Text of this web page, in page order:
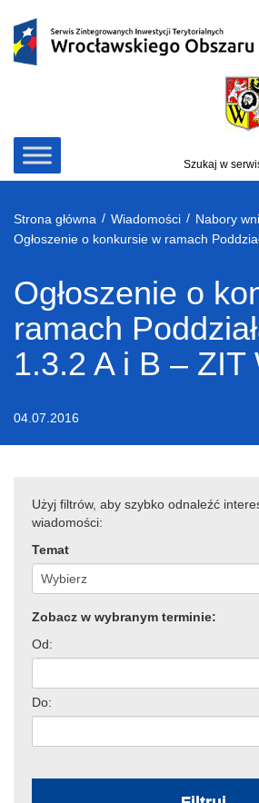
treści
Szukaj w
Strona główna / Wiadomości / Nabory
Ogłoszenie o
ramach
1.3.2 A i B – ZIT
04.07.2016
Użyj filtrów, aby szybko odnaleźć
wiadomości:
Temat
Zobacz w wybranym terminie:
Od:
Do: